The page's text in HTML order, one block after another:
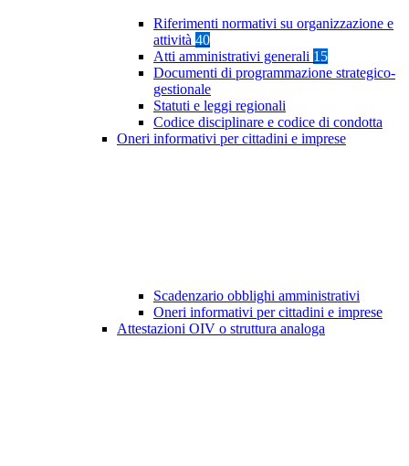
Riferimenti normativi su organizzazione e
attività 40
Atti amministrativi generali 15
Documenti di programmazione strategico-
gestionale
Statuti e leggi regionali
Codice disciplinare e codice di condotta
Oneri informativi per cittadini e imprese
Scadenzario obblighi amministrativi
Oneri informativi per cittadini e imprese
Attestazioni OIV o struttura analoga